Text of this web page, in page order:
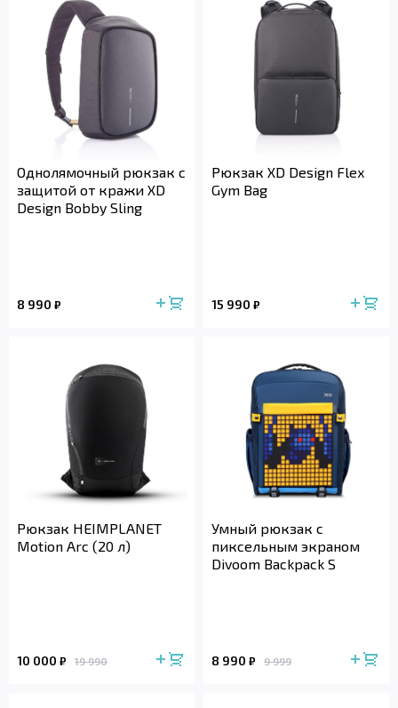
Однолямочный рюкзак с
защитой от кражи XD
Design Bobby Sling
8 990 ₽
Рюкзак XD Design Flex
Gym Bag
15 990 ₽
Рюкзак HEIMPLANET
Motion Arc (20 л)
10 000 ₽ 19 990
Умный рюкзак с
пиксельным экраном
Divoom Backpack S
8 990 ₽ 9 999